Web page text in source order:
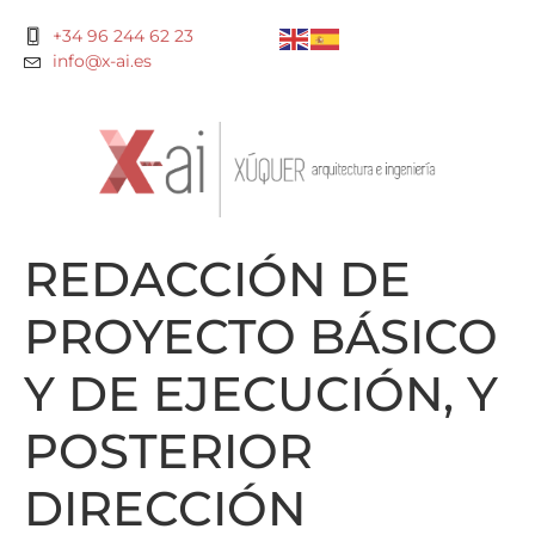
+34 96 244 62 23
info@x-ai.es
REDACCIÓN DE
PROYECTO BÁSICO
Y DE EJECUCIÓN, Y
POSTERIOR
DIRECCIÓN